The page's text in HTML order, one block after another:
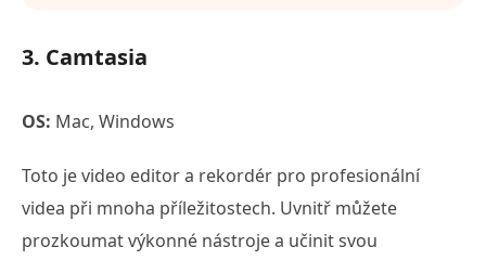
3. Camtasia
OS: Mac, Windows
Toto je video editor a rekordér pro profesionální
videa při mnoha příležitostech. Uvnitř můžete
prozkoumat výkonné nástroje a učinit svou